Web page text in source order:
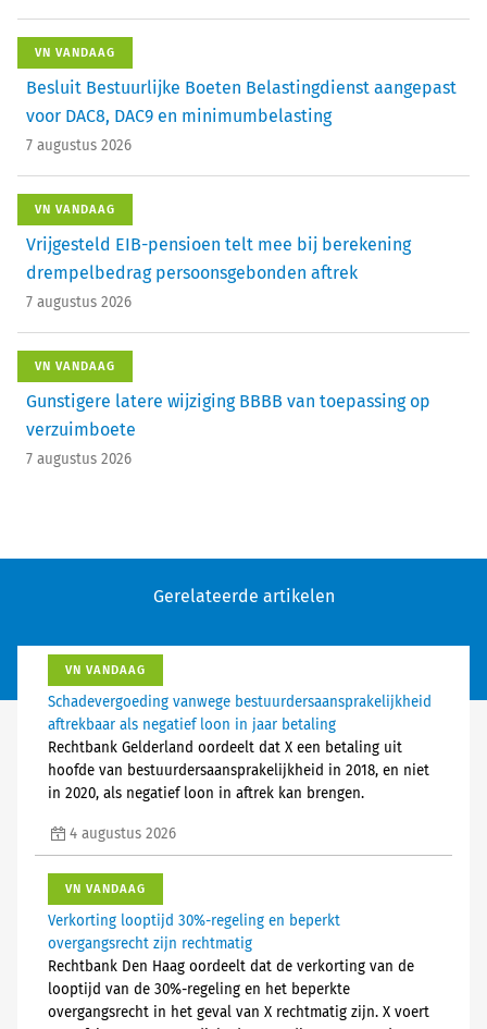
VN VANDAAG
Besluit Bestuurlijke Boeten Belastingdienst aangepast
voor DAC8, DAC9 en minimumbelasting
7 augustus 2026
VN VANDAAG
Vrijgesteld EIB-pensioen telt mee bij berekening
drempelbedrag persoonsgebonden aftrek
7 augustus 2026
VN VANDAAG
Gunstigere latere wijziging BBBB van toepassing op
verzuimboete
7 augustus 2026
Gerelateerde artikelen
VN VANDAAG
Schadevergoeding vanwege bestuurdersaansprakelijkheid
aftrekbaar als negatief loon in jaar betaling
Rechtbank Gelderland oordeelt dat X een betaling uit
hoofde van bestuurdersaansprakelijkheid in 2018, en niet
in 2020, als negatief loon in aftrek kan brengen.
4 augustus 2026
VN VANDAAG
Verkorting looptijd 30%-regeling en beperkt
overgangsrecht zijn rechtmatig
Rechtbank Den Haag oordeelt dat de verkorting van de
looptijd van de 30%-regeling en het beperkte
overgangsrecht in het geval van X rechtmatig zijn. X voert